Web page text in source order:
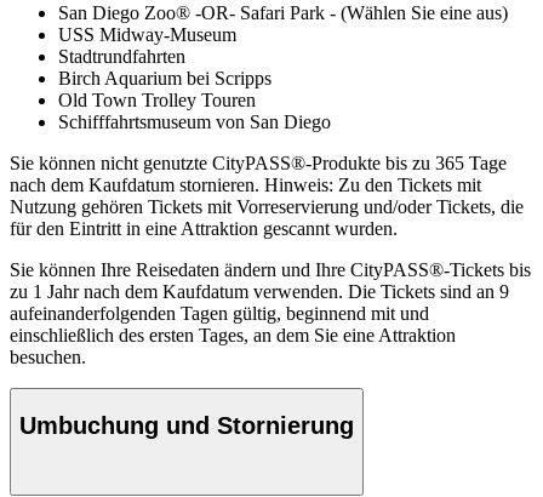
San Diego Zoo® -OR- Safari Park - (Wählen Sie eine aus)
USS Midway-Museum
Stadtrundfahrten
Birch Aquarium bei Scripps
Old Town Trolley Touren
Schifffahrtsmuseum von San Diego
Sie können nicht genutzte CityPASS®-Produkte bis zu 365 Tage
nach dem Kaufdatum stornieren. Hinweis: Zu den Tickets mit
Nutzung gehören Tickets mit Vorreservierung und/oder Tickets, die
für den Eintritt in eine Attraktion gescannt wurden.
Sie können Ihre Reisedaten ändern und Ihre CityPASS®-Tickets bis
zu 1 Jahr nach dem Kaufdatum verwenden. Die Tickets sind an 9
aufeinanderfolgenden Tagen gültig, beginnend mit und
einschließlich des ersten Tages, an dem Sie eine Attraktion
besuchen.
Umbuchung und Stornierung